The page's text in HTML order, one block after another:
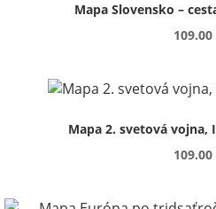
Mapa Slovensko –
109.00
Mapa 2. svetová vojna,
109.00